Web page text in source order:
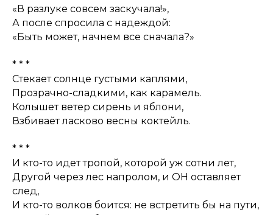
«В разлуке совсем заскучала!»,
А после спросила с надеждой:
«Быть может, начнем все сначала?»
* * *
Стекает солнце густыми каплями,
Прозрачно-сладкими, как карамель.
Колышет ветер сирень и яблони,
Взбивает ласково весны коктейль.
* * *
И кто-то идет тропой, которой уж сотни лет,
Другой через лес напролом, и ОН оставляет
след,
И кто-то волков боится: не встретить бы на пути,